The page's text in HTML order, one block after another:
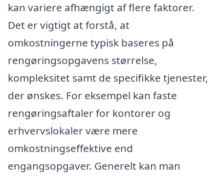
kan variere afhængigt af flere faktorer.
Det er vigtigt at forstå, at
omkostningerne typisk baseres på
rengøringsopgavens størrelse,
kompleksitet samt de specifikke tjenester,
der ønskes. For eksempel kan faste
rengøringsaftaler for kontorer og
erhvervslokaler være mere
omkostningseffektive end
engangsopgaver. Generelt kan man